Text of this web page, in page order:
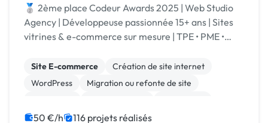
🥈 2ème place Codeur Awards 2025 | Web Studio
Agency | Développeuse passionnée 15+ ans | Sites
vitrines & e-commerce sur mesure | TPE • PME •
Site E-commerce
Création de site internet
WordPress
Migration ou refonte de site
WooCommerce
Développement spécifique
50 €/h 116 projets réalisés